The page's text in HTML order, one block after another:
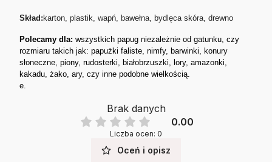
Skład: karton, plastik, wapń, bawełna, bydlęca skóra, drewno
Polecamy dla: wszystkich papug niezależnie od gatunku, czy
rozmiaru takich jak: papużki faliste, nimfy, barwinki, konury
słoneczne, piony, rudosterki, białobrzuszki, lory, amazonki,
kakadu, żako, ary, czy inne podobne wielkością.
e.
Brak danych
0.00
Liczba ocen: 0
Oceń i opisz